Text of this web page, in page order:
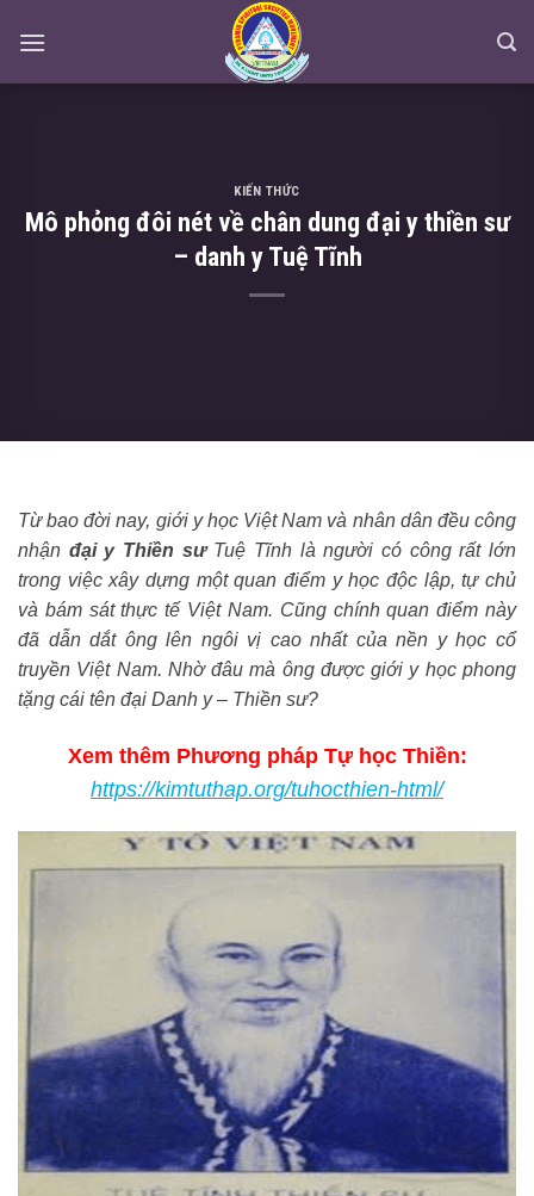
KIẾN THỨC
Mô phỏng đôi nét về chân dung đại y thiền sư
– danh y Tuệ Tĩnh
Từ bao đời nay, giới y học Việt Nam và nhân dân đều công
nhận đại y Thiền sư Tuệ Tĩnh là người có công rất lớn
trong việc xây dựng một quan điểm y học độc lập, tự chủ
và bám sát thực tế Việt Nam. Cũng chính quan điểm này
đã dẫn dắt ông lên ngôi vị cao nhất của nền y học cổ
truyền Việt Nam. Nhờ đâu mà ông được giới y học phong
tặng cái tên đại Danh y – Thiền sư?
Xem thêm Phương pháp Tự học Thiền:
https://kimtuthap.org/tuhocthien-html/